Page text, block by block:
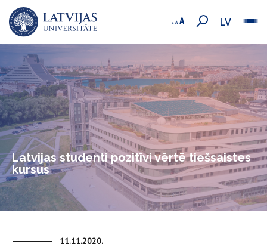
LV
Latvijas studenti pozitīvi vērtē tiešsaistes
kursus
11.11.2020.